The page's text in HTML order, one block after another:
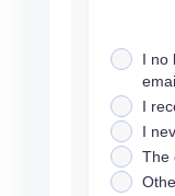
I no
I
I
The